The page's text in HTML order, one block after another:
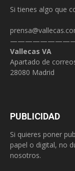
Si tienes algo que
Vallecas VA
Apartado de
28080 Madrid
PUBLICIDAD
Si quieres poner
papel o digital, no
nosotros.